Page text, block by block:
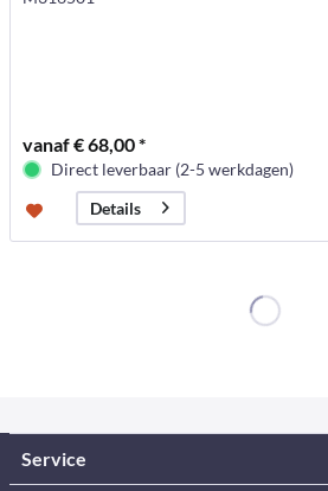
vanaf € 68,00 *
Direct leverbaar (2-5 werkdagen)
Details
Service